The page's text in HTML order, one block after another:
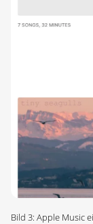
Bild 3: Apple Music